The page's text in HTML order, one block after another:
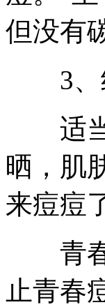
但没有
3、
适当
晒，肌
来痘痘
青春
止青春